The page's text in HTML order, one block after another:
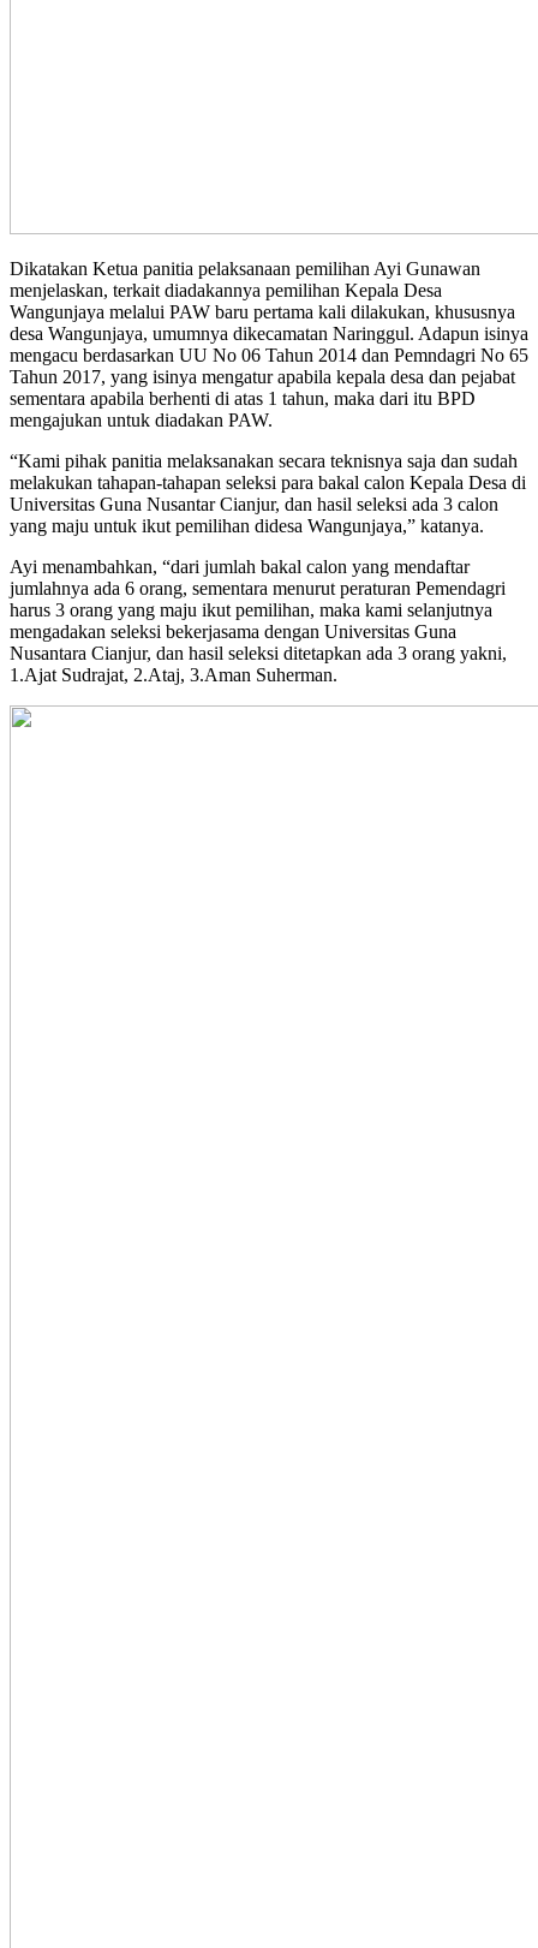
Dikatakan Ketua panitia pelaksanaan pemilihan Ayi Gunawan
menjelaskan, terkait diadakannya pemilihan Kepala Desa
Wangunjaya melalui PAW baru pertama kali dilakukan, khususnya
desa Wangunjaya, umumnya dikecamatan Naringgul. Adapun isinya
mengacu berdasarkan UU No 06 Tahun 2014 dan Pemndagri No 65
Tahun 2017, yang isinya mengatur apabila kepala desa dan pejabat
sementara apabila berhenti di atas 1 tahun, maka dari itu BPD
mengajukan untuk diadakan PAW.
“Kami pihak panitia melaksanakan secara teknisnya saja dan sudah
melakukan tahapan-tahapan seleksi para bakal calon Kepala Desa di
Universitas Guna Nusantar Cianjur, dan hasil seleksi ada 3 calon
yang maju untuk ikut pemilihan didesa Wangunjaya,” katanya.
Ayi menambahkan, “dari jumlah bakal calon yang mendaftar
jumlahnya ada 6 orang, sementara menurut peraturan Pemendagri
harus 3 orang yang maju ikut pemilihan, maka kami selanjutnya
mengadakan seleksi bekerjasama dengan Universitas Guna
Nusantara Cianjur, dan hasil seleksi ditetapkan ada 3 orang yakni,
1.Ajat Sudrajat, 2.Ataj, 3.Aman Suherman.